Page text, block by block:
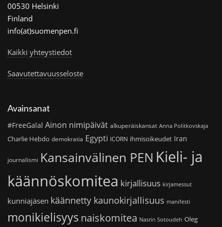
00530 Helsinki
Finland
info(at)suomenpen.fi
Kaikki yhteystiedot
Saavutettavuusseloste
Avainsanat
#FreeGalal Ainon nimipäivät alkuperäiskansat Anna Politkovskaja
Charlie Hebdo demokratia Egypti ICORN ihmisoikeudet Iran
journalismi Kansainvälinen PEN Kieli- ja
käännöskomitea kirjallisuus kirjamessut
kunniajäsen käännetty kaunokirjallisuus manifesti
monikielisyys naiskomitea Nasrin Sotoudeh Oleg